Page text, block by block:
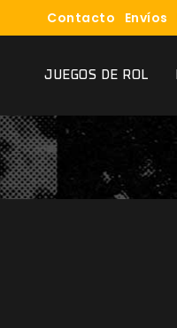
Contacto Envíos
JUEGOS DE ROL